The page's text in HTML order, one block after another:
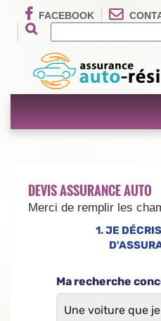
FACEBOOK
DEVIS ASSURANCE AUTO
Merci de remplir les